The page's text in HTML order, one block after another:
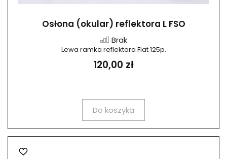
Osłona (okular) reflektora L FSO
Brak
Lewa ramka reflektora Fiat 125p.
120,00 zł
Do koszyka